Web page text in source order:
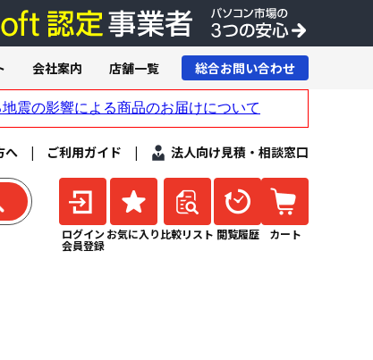
へ | ご利用ガイド | 法人向け見積・相談窓口
ログイン
会員登録
お気に入り 比較リスト 閲覧履歴 カート
会社案内 店舗一覧 総合お問い合わせ